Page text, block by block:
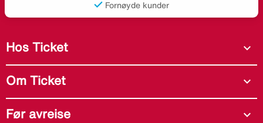
Fornøyde kunder
Hos Ticket expand_more
Om Ticket expand_more
Før avreise expand_more